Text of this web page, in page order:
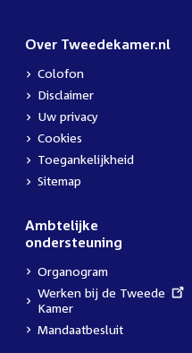
Over Tweedekamer.nl
Colofon
Disclaimer
Uw privacy
Cookies
Toegankelijkheid
Sitemap
Ambtelijke
ondersteuning
Organogram
External
link:
Werken bij de Tweede
Kamer
Mandaatbesluit